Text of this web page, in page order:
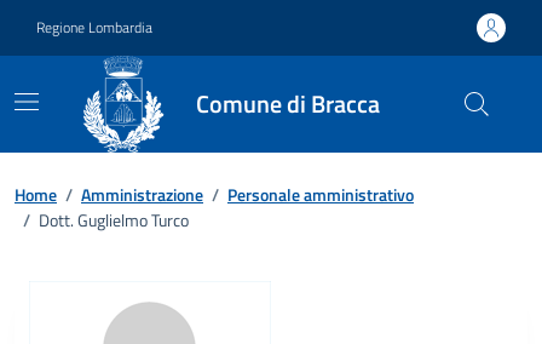
Regione Lombardia
Comune di Bracca
Home / Amministrazione / Personale amministrativo
/ Dott. Guglielmo Turco